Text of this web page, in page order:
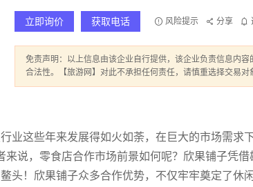
立即询价 获取电话 风险提示 分享
免责声明：以上信息由该企业自行提供，该企业负责信息内容
合法性。【旅游网】对此不承担任何责任，请慎重选择交易对
业这些年来发展得如火如荼，在巨大的市场需求
说，零食店合作市场前景如何呢？欣果铺子凭借
头！欣果铺子众多合作优势，不仅牢牢奠定了休